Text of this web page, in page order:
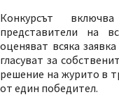
Конкурсът
представители на
оценяват всяка
гласуват за
решение на журито в
от един победител.